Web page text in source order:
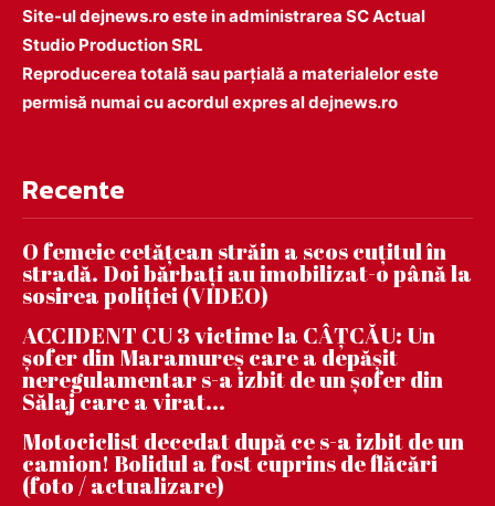
Site-ul dejnews.ro este in administrarea SC Actual
Studio Production SRL
Reproducerea totală sau parțială a materialelor este
permisă numai cu acordul expres al dejnews.ro
Recente
O femeie cetățean străin a scos cuțitul în
stradă. Doi bărbați au imobilizat-o până la
sosirea poliției (VIDEO)
ACCIDENT CU 3 victime la CÂȚCĂU: Un
șofer din Maramureș care a depășit
neregulamentar s-a izbit de un șofer din
Sălaj care a virat...
Motociclist decedat după ce s-a izbit de un
camion! Bolidul a fost cuprins de flăcări
(foto / actualizare)